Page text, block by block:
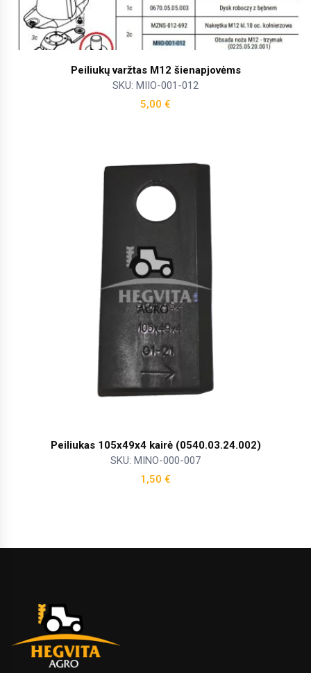
Peiliukų varžtas M12 šienapjovėms
SKU: MIIO-001-012
5,00 €
Peiliukas 105x49x4 kairė (0540.03.24.002)
SKU: MINO-000-007
1,50 €